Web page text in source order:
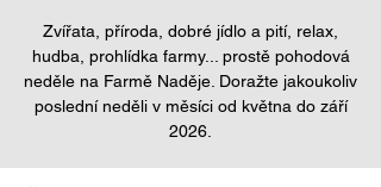
Zvířata, příroda, dobré jídlo a pití, relax,
hudba, prohlídka farmy... prostě pohodová
neděle na Farmě Naděje. Doražte jakoukoliv
poslední neděli v měsíci od května do září
2026.